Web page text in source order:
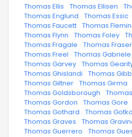
· Thomas Ellis · Thomas Ellisen ·
· Thomas Englund · Thomas Essic ·
· Thomas Faucett · Thomas
· Thomas Flynn · Thomas Foley ·
· Thomas Fragale · Thomas Fraser
· Thomas Freel · Thomas Gabriele
· Thomas Garvey · Thomas
· Thomas Ghislandi · Thomas
· Thomas Giltner · Thomas Girma
· Thomas Goldsborough ·
· Thomas Gordon · Thomas Gore ·
· Thomas Gothard · Thomas
· Thomas Graves · Thomas
· Thomas Guerrero · Thomas